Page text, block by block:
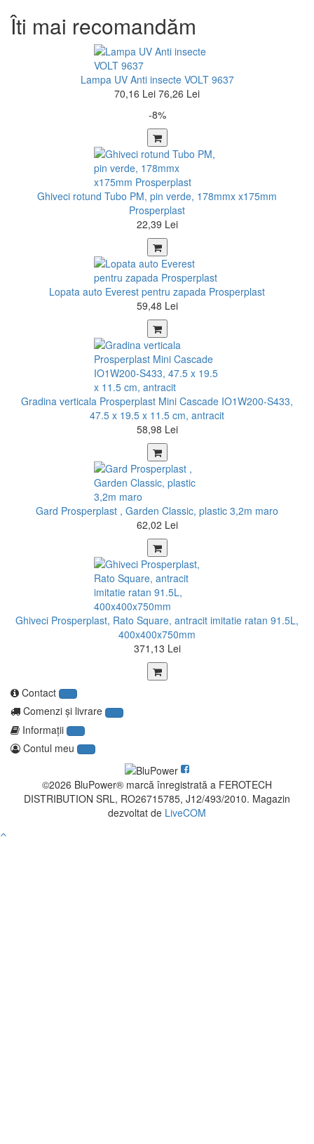
Îti mai recomandăm
Lampa UV Anti insecte VOLT 9637
70,16 Lei 76,26 Lei
-8%
Ghiveci rotund Tubo PM, pin verde, 178mmx x175mm
Prosperplast
22,39 Lei
Lopata auto Everest pentru zapada Prosperplast
59,48 Lei
Gradina verticala Prosperplast Mini Cascade IO1W200-S433,
47.5 x 19.5 x 11.5 cm, antracit
58,98 Lei
Gard Prosperplast , Garden Classic, plastic 3,2m maro
62,02 Lei
Ghiveci Prosperplast, Rato Square, antracit imitatie ratan 91.5L,
400x400x750mm
371,13 Lei
Contact
Comenzi şi livrare
Informaţii
Contul meu
©2026 BluPower® marcă înregistrată a FEROTECH
DISTRIBUTION SRL, RO26715785, J12/493/2010. Magazin
dezvoltat de LiveCOM